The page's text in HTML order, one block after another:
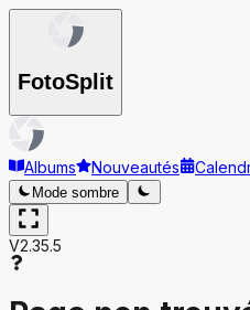
FotoSplit
Albums Nouveautés
Mode sombre
V2.35.5